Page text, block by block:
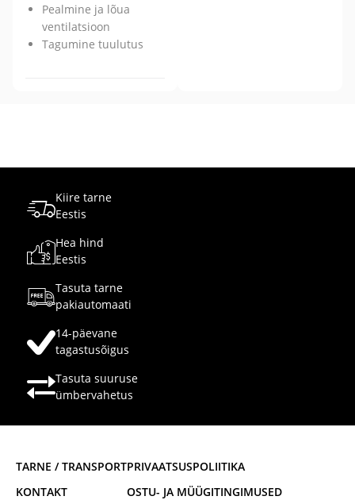
Pealmine ja lõua
ventilatsioon
Tagumine tuulutus
Kiire tarne
Eestis
Hea hind
Eestis
Tasuta tarne
pakiautomaati
14-päevane
tagastusõigus
Tasuta suuruse
ümbervahetus
TARNE / TRANSPORT
KONTAKT
PRIVAATSUSPOLIITIKA
OSTU- JA MÜÜGITINGIMUSED